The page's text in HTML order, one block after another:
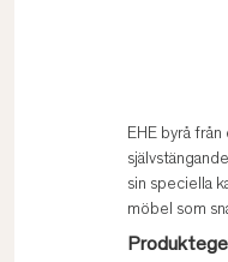
EHE byrå
sin speciella
möbel som